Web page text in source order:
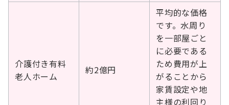
介護付き有料
老人ホーム
約2億円
平均的な価格
です。水周り
を一部屋ごと
に必要である
ため費用が上
がることから
家賃設定や地
主様の利回り